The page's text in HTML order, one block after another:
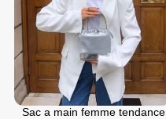
Sac a main femme tendance